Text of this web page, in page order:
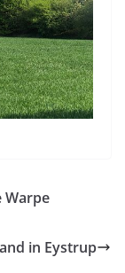
Warpe
in Eystrup